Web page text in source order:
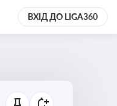
ВХІД ДО LIGA360